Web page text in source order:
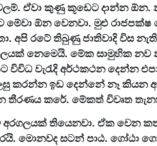
ඒවා කුණු කූඩෙට දාන්න ඕන.
ඕන වෙනවා. මුළු රාජපක්ෂ
අපි රටේ තිබුණු ජාතිවාදි විස
නෙමෙයි. මේක සාමුහික නව
වැරැදි අර්ථකථන දෙන්න
ලඝු කරන්න ඉඩ දෙන්නේ නෑ කියන
තීරණය කරේ. මේකත් විවෘත
අරගලයක් තියෙනවා. ඒක වෙන
මොනවද සටන් පාඨ. ගෝඨා